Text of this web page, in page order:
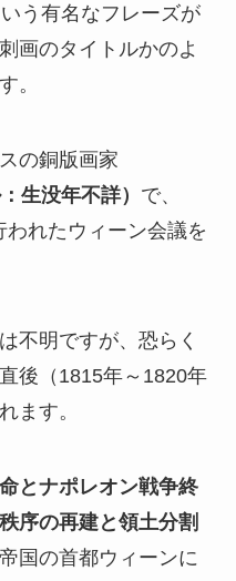
う有名なフレーズが
画のタイトルかのよ
。
の銅版画家
生没年不詳） で、
れたウィーン会議を
不明ですが、恐らく
後（1815年～1820年
ます。
とナポレオン戦争終
序の再建と領土分割
国の首都ウィーンに